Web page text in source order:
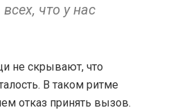
что у нас
не скрывают, что
В таком ритме
отказ принять вызов.